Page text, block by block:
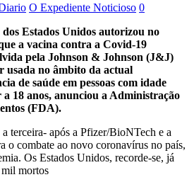
O Expediente Noticioso 0
dos Estados Unidos autorizou no
a vacina contra a Covid-19
pela Johnson & Johnson (J&J)
usada no âmbito da actual
de saúde em pessoas com idade
a 18 anos, anunciou a Administração
(FDA).
terceira- após a Pfizer/BioNTech e a
o combate ao novo coronavírus no país,
Os Estados Unidos, recorde-se, já
mortos